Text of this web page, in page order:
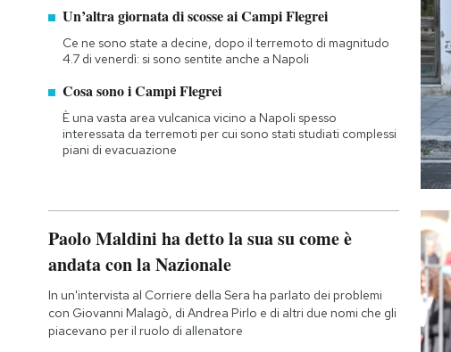
Un’altra giornata di scosse ai Campi Flegrei
Ce ne sono state a decine, dopo il terremoto di magnitudo
4.7 di venerdì: si sono sentite anche a Napoli
Cosa sono i Campi Flegrei
È una vasta area vulcanica vicino a Napoli spesso
interessata da terremoti per cui sono stati studiati complessi
piani di evacuazione
Paolo Maldini ha detto la sua su come è
andata con la Nazionale
In un'intervista al Corriere della Sera ha parlato dei problemi
con Giovanni Malagò, di Andrea Pirlo e di altri due nomi che gli
piacevano per il ruolo di allenatore